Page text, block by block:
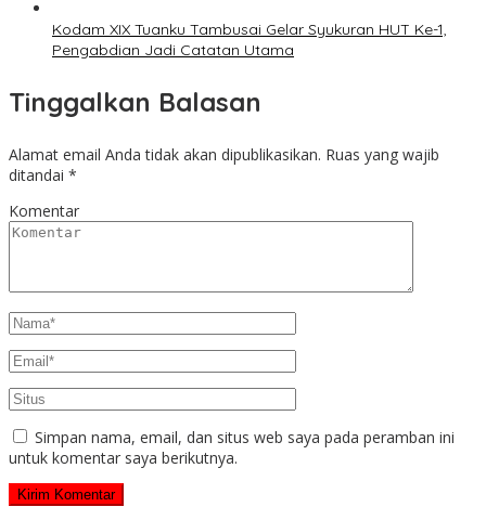
Kodam XIX Tuanku Tambusai Gelar Syukuran HUT Ke-1,
Pengabdian Jadi Catatan Utama
Tinggalkan Balasan
Alamat email Anda tidak akan dipublikasikan. Ruas yang wajib
ditandai *
Komentar
Simpan nama, email, dan situs web saya pada peramban ini
untuk komentar saya berikutnya.